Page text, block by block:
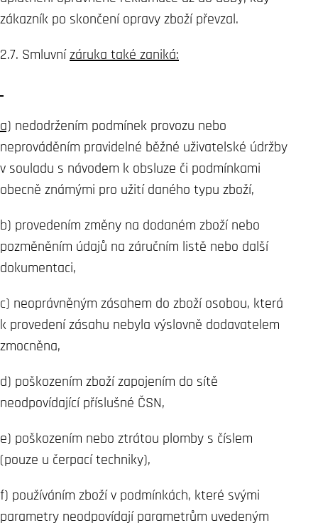
zákazník po skončení opravy zboží převzal.
2.7. Smluvnízáruka také zaniká:
a) nedodržením podmínek provozu nebo
neprováděním pravidelné běžné uživatelské údržby
v souladu s návodem k obsluze či podmínkami
obecně známými pro užití daného typu zboží,
b) provedením změny na dodaném zboží nebo
pozměněním údajů na záručním listě nebo další
dokumentaci,
c) neoprávněným zásahem do zboží osobou, která
k provedení zásahu nebyla výslovně dodavatelem
zmocněna,
d) poškozením zboží zapojením do sítě
neodpovídající příslušné ČSN,
e) poškozením nebo ztrátou plomby s číslem
(pouze u čerpací techniky),
f) používáním zboží v podmínkách, které svými
parametry neodpovídají parametrům uvedeným